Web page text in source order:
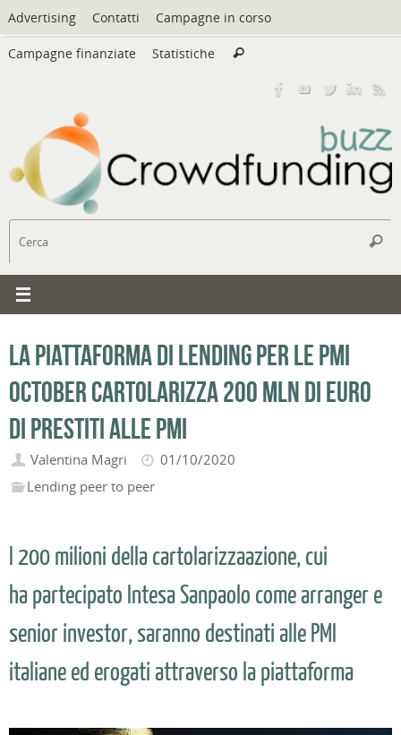
Vai
al
contenuto
Advertising Contatti Campagne in corso
Campagne finanziate Statistiche Cerca
Cerca
La piattaforma di lending per le PMI
October cartolarizza 200 mln di euro
di prestiti alle pmi
Valentina Magri
01/10/2020
Lending peer to peer
I 200 milioni della cartolarizzaazione, cui
ha partecipato Intesa Sanpaolo come arranger e
senior investor, saranno destinati alle PMI
italiane ed erogati attraverso la piattaforma